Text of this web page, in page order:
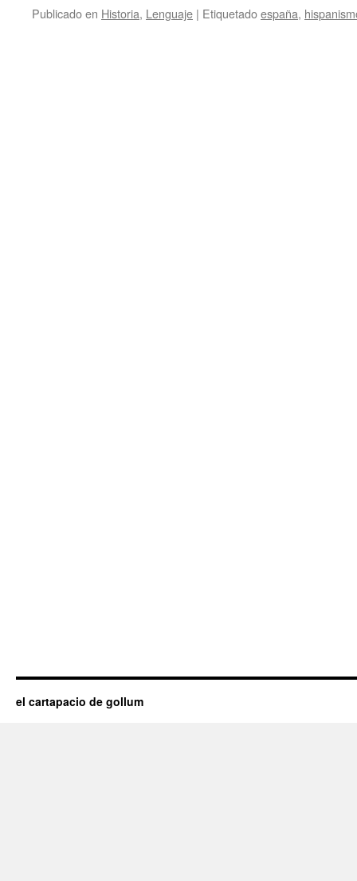
Publicado en Historia, Lenguaje | Etiquetadoespaña,
el cartapacio de gollum